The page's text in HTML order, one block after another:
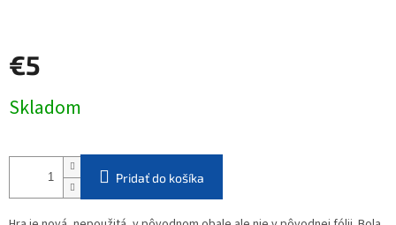
€5
cena:
Skladom
Pridať do košíka